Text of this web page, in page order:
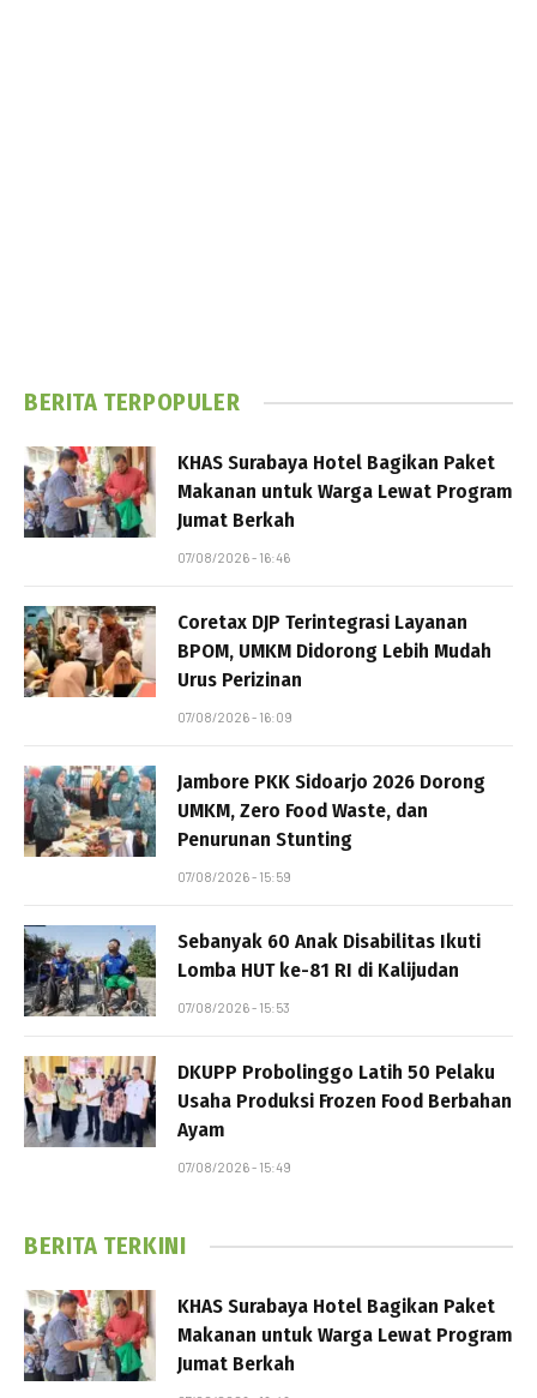
BERITA TERPOPULER
KHAS Surabaya Hotel Bagikan Paket
Makanan untuk Warga Lewat Program
Jumat Berkah
07/08/2026 - 16:46
Coretax DJP Terintegrasi Layanan
BPOM, UMKM Didorong Lebih Mudah
Urus Perizinan
07/08/2026 - 16:09
Jambore PKK Sidoarjo 2026 Dorong
UMKM, Zero Food Waste, dan
Penurunan Stunting
07/08/2026 - 15:59
Sebanyak 60 Anak Disabilitas Ikuti
Lomba HUT ke-81 RI di Kalijudan
07/08/2026 - 15:53
DKUPP Probolinggo Latih 50 Pelaku
Usaha Produksi Frozen Food Berbahan
Ayam
07/08/2026 - 15:49
BERITA TERKINI
KHAS Surabaya Hotel Bagikan Paket
Makanan untuk Warga Lewat Program
Jumat Berkah